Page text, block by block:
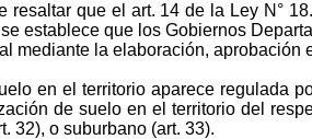
resaltar que el art. 14 de la Ley N°
establece que los Gobiernos
mediante la elaboración,
en el territorio aparece regulada
de suelo en el territorio del
32), o suburbano (art. 33).